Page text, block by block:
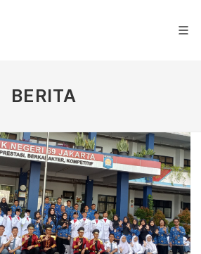
BERITA